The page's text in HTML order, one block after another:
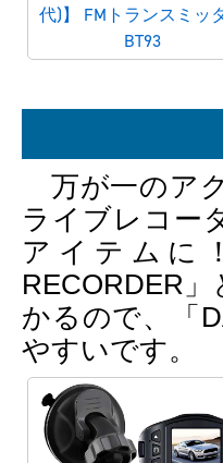
代)】 FMトランスミッ
BT93
万が一のア
ライブレコー
アイテムに
RECORDER
かるので、「
やすいです。